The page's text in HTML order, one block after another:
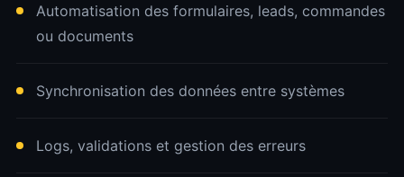
Automatisation des formulaires, leads, commandes
ou documents
Synchronisation des données entre systèmes
Logs, validations et gestion des erreurs